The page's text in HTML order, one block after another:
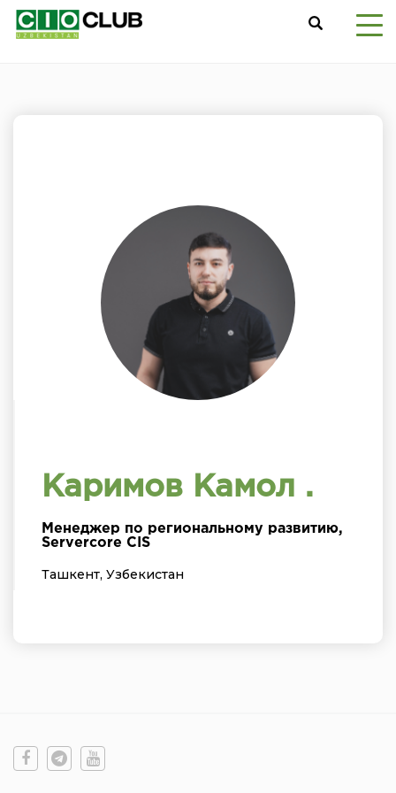
Каримов Камол .
Менеджер по региональному развитию,
Servercore CIS
Ташкент, Узбекистан